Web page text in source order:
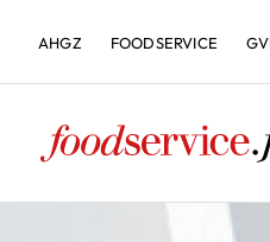
AHGZ FOODSERVICE